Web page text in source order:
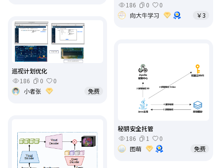
186
0
0
向大牛学习
￥3
巡视计划优化
186
0
0
小者张
免费
秘钥安全托管
186
1
0
图萌
免费